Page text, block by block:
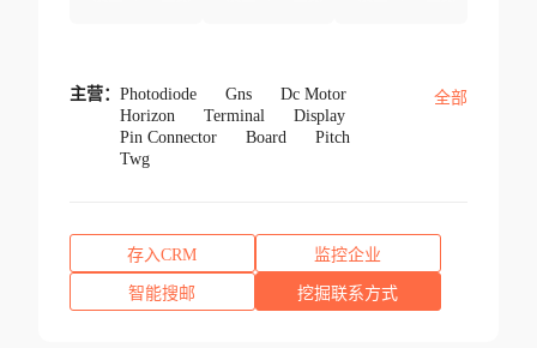
主营： Photodiode Gns
Dc Motor
Horizon
Terminal
Display
Pin Connector
Board
Pitch
Twg
全部
存入CRM 监控企业
智能搜邮 挖掘联系方式